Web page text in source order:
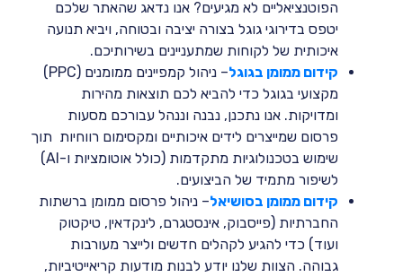
הפוטנציאליים לא מגיעים? אנו נדאג שהאתר שלכם
יטפס בדירוגי גוגל בצורה יציבה ובטוחה, ויביא תנועה
איכותית של לקוחות שמתעניינים בשירותיכם.
קידום ממומן בגוגל
– ניהול קמפיינים ממומנים (PPC)
מקצועי בגוגל כדי להביא לכם תוצאות מהירות
ומדויקות. אנו נתכנן, נבנה וננהל עבורכם מסעות
פרסום שמייצרים לידים איכותיים ומקסימום רווחיות תוך
שימוש בטכנולוגיות מתקדמות (כולל אוטומציות ו-AI)
לשיפור מתמיד של הביצועים.
קידום ממומן בסושיאל– ניהול פרסום ממומן ברשתות
החברתיות (פייסבוק, אינסטגרם, לינקדאין, טיקטוק
ועוד) כדי להגיע לקהלים חדשים ולייצר מעורבות
גבוהה. הצוות שלנו יודע לבנות מודעות קריאייטיביות,